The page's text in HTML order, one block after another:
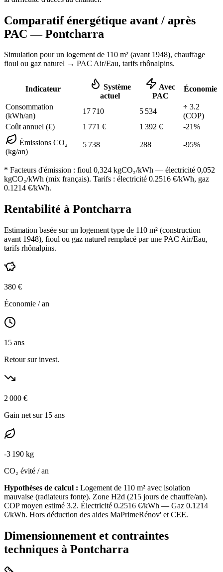
Comparatif énergétique avant / après
PAC —Pontcharra
Simulation pour un logement de 110 m² (avant 1948), chauffage
fioul ou gaz naturel → PAC Air/Eau, tarifs rhônalpins.
Indicateur
Système
actuel
Avec
PAC
Économie
Consommation
(kWh/an)
17 710 5 534
÷ 3.2
(COP)
Coût annuel (€)
1 771 € 1 392 € -21%
Émissions CO₂
(kg/an)
5 738 288 -95%
* Facteurs d'émission : fioul 0,324 kgCO₂/kWh — électricité 0,052
kgCO₂/kWh (mix français). Tarifs : électricité 0.2516 €/kWh, gaz
0.1214 €/kWh.
Rentabilité à Pontcharra
Estimation basée sur un logement type de 110 m² (construction
avant 1948), fioul ou gaz naturel remplacé par une PAC Air/Eau,
tarifs rhônalpins.
380 €
Économie / an
15 ans
Retour sur invest.
2 000 €
Gain net sur 15 ans
-3 190 kg
CO₂ évité / an
Hypothèses de calcul : Logement de 110 m² avec isolation
mauvaise (radiateurs fonte). Zone H2d (215 jours de chauffe/an).
COP moyen estimé 3.2. Électricité 0.2516 €/kWh — Gaz 0.1214
€/kWh. Hors déduction des aides MaPrimeRénov' et CEE.
Dimensionnement et contraintes
techniques à Pontcharra